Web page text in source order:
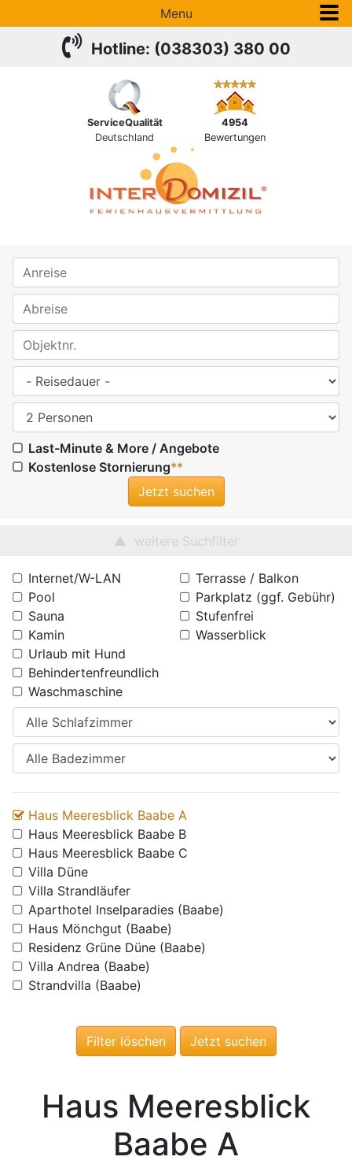
Menu
ServiceQualität
Deutschland
4954
Bewertungen
Hotline: (038303) 380 00
Last-Minute & More / Angebote
Kostenlose Stornierung**
weitere Suchfilter
Internet/W-LAN
Pool
Sauna
Kamin
Terrasse / Balkon
Parkplatz (ggf. Gebühr)
Stufenfrei
Wasserblick
Urlaub mit Hund
Behindertenfreundlich
Waschmaschine
Haus Meeresblick Baabe A
Haus Meeresblick Baabe B
Haus Meeresblick Baabe C
Villa Düne
Villa Strandläufer
Aparthotel Inselparadies (Baabe)
Haus Mönchgut (Baabe)
Residenz Grüne Düne (Baabe)
Villa Andrea (Baabe)
Strandvilla (Baabe)
Haus Meeresblick
Baabe A